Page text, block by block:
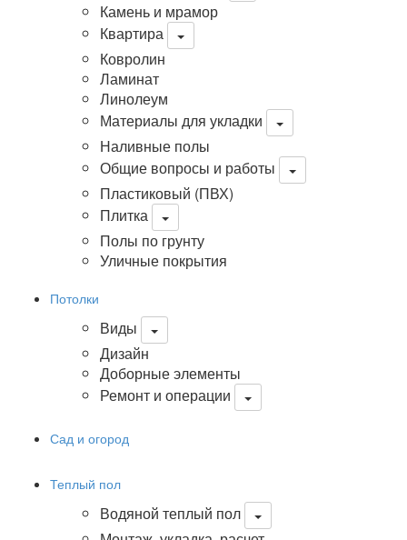
Камень и мрамор
Квартира
Ковролин
Ламинат
Линолеум
Материалы для укладки
Наливные полы
Общие вопросы и работы
Пластиковый (ПВХ)
Плитка
Полы по грунту
Уличные покрытия
Потолки
Виды
Дизайн
Доборные элементы
Ремонт и операции
Сад и огород
Теплый пол
Водяной теплый пол